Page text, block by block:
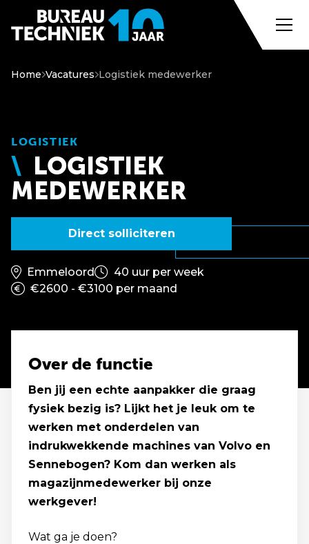
Home Vacatures Logistiek medewerker
LOGISTIEK
LOGISTIEK
MEDEWERKER
Direct solliciteren
Emmeloord
40 uur per week
€2600 - €3100 per maand
Over de functie
Ben jij een echte aanpakker die graag
fysiek bezig is? Lijkt het je leuk om te
werken met onderdelen van
indrukwekkende machines van Volvo en
Sennebogen? Kom dan werken als
magazijnmedewerker bij onze
werkgever!
Wat ga je doen?